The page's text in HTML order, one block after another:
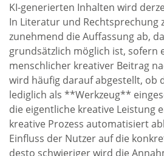
KI-generierten Inhalten wird
In Literatur und Rechtsprechung
zunehmend die Auffassung ab,
grundsätzlich möglich ist, sofern
menschlicher kreativer Beitrag
wird häufig darauf abgestellt, ob
lediglich als **Werkzeug**
die eigentliche kreative Leistung
kreative Prozess automatisiert
Einfluss der Nutzer auf die
desto schwieriger wird die